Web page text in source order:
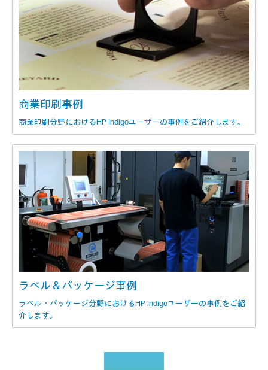
商業印刷事例
商業印刷分野におけるHP Indigoユーザーの事例をご紹介します。
ラベル＆パッケージ事例
ラベル・パッケージ分野におけるHP Indigoユーザーの事例をご紹
介します。